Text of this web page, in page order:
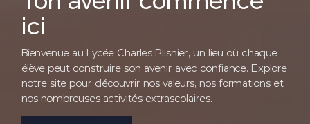
ici
Bienvenue au Lycée Charles Plisnier, un lieu où chaque
élève peut construire son avenir avec confiance. Explore
notre site pour découvrir nos valeurs, nos formations et
nos nombreuses activités extrascolaires.